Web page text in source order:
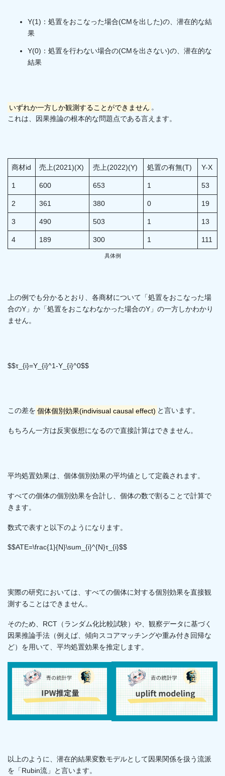
Y(1)：処置をおこなった場合(CMを出した)の、潜在的な結
果
Y(0)：処置を行わない場合の(CMを出さない)の、潜在的な
結果
いずれか一方しか観測することができません 。
これは、因果推論の根本的な問題点である言えます。
商材id 売上(2021)(X) 売上(2022)(Y) 処置の有無(T) Y-X
1 600 653 1 53
2 361 380 0 19
3 490 503 1 13
4 189 300 1 111
具体例
上の例でも分かるとおり、各商材について「処置をおこなった場
合のY」か「処置をおこなわなかった場合のY」の一方しかわかり
ません。
$$τ_{i}=Y_{i}^1-Y_{i}^0$$
この差を 個体個別効果(indivisual causal effect) と言います。
もちろん一方は反実仮想になるので直接計算はできません。
平均処置効果は、個体個別効果の平均値として定義されます。
すべての個体の個別効果を合計し、個体の数で割ることで計算で
きます。
数式で表すと以下のようになります。
$$ATE=\frac{1}{N}\sum_{i}^{N}τ_{i}$$
実際の研究においては、すべての個体に対する個別効果を直接観
測することはできません。
そのため、RCT（ランダム化比較試験）や、観察データに基づく
因果推論手法（例えば、傾向スコアマッチングや重み付き回帰な
ど）を用いて、平均処置効果を推定します。
以上のように、潜在的結果変数モデルとして因果関係を扱う流派
を「Rubin流」と言います。